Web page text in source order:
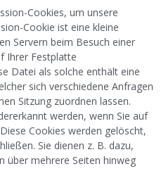
Cookies, um unsere
Cookie ist eine kleine
Servern beim Besuch einer
Ihrer Festplatte
Datei als solche enthält eine
sich verschiedene Anfragen
Sitzung zuordnen lassen.
werden, wenn Sie auf
Cookies werden gelöscht,
Sie dienen z. B. dazu,
über mehrere Seiten hinweg